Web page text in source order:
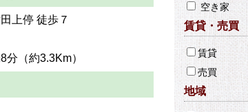
上停 徒歩７
（約3.3Km）
空き家
賃貸・売買
賃貸
売買
地域